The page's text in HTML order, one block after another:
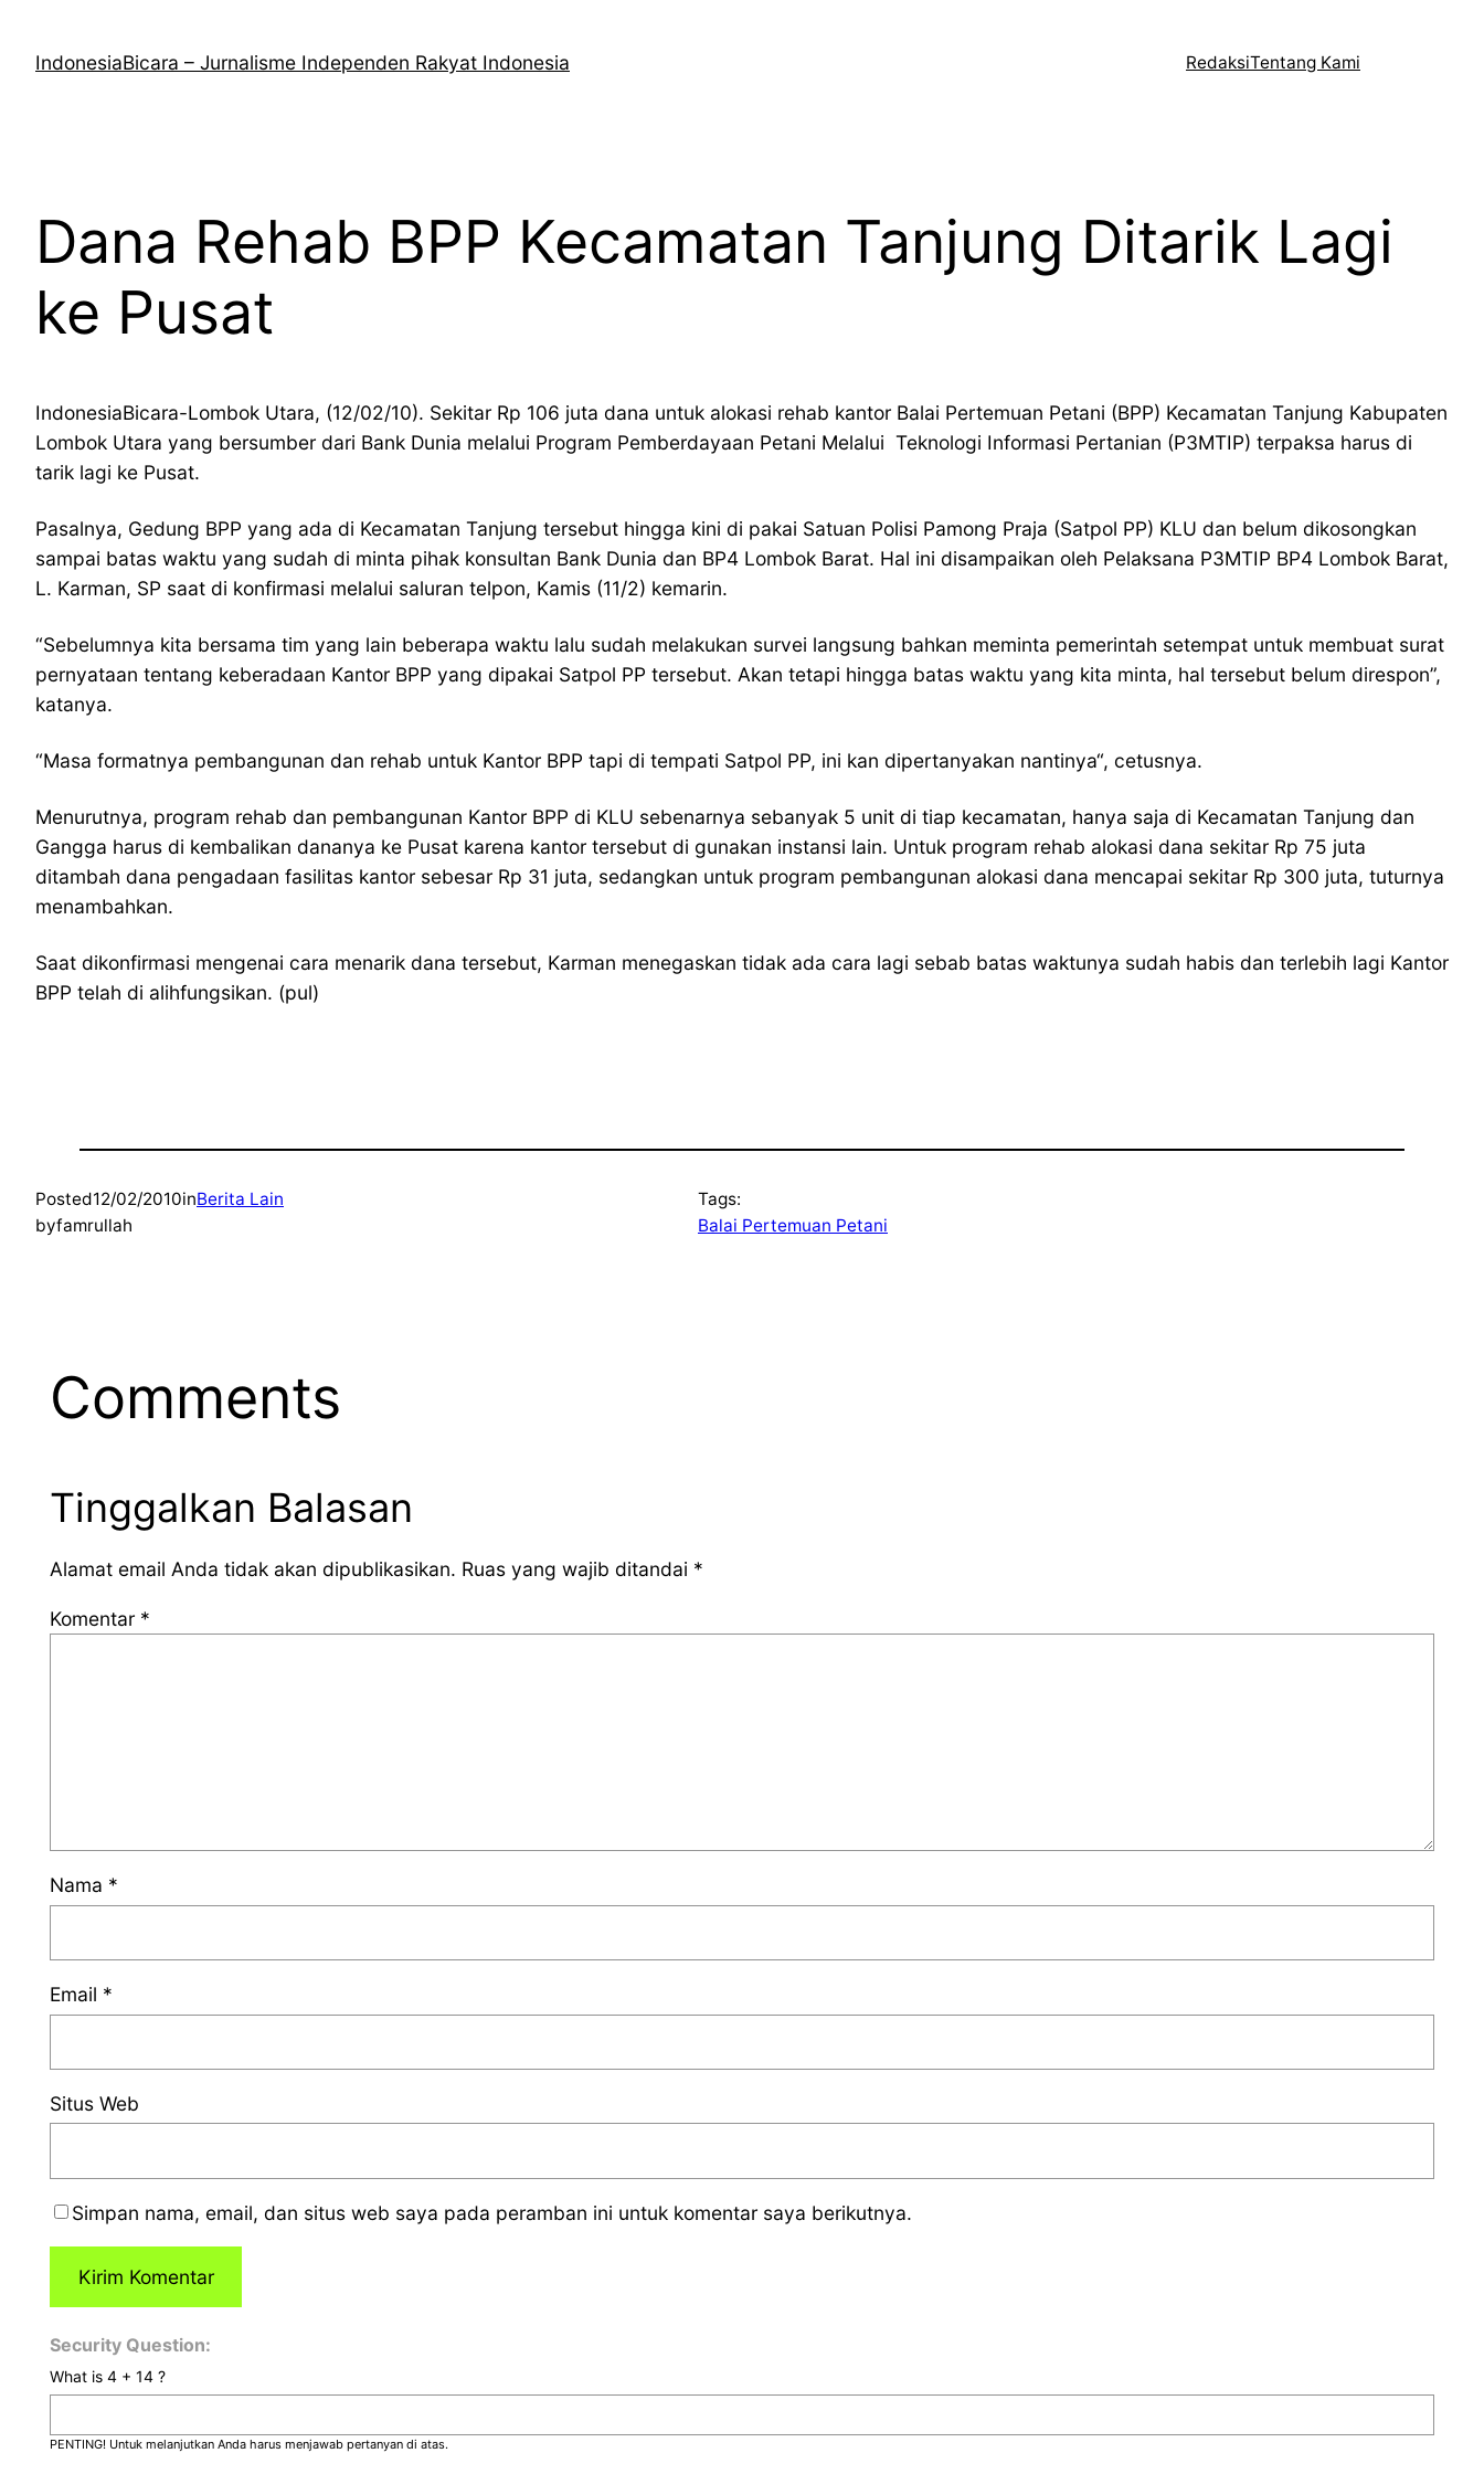
kontenIndonesiaBicara – Jurnalisme Independen Rakyat Indonesia RedaksiTentang Kami
Dana Rehab BPP Kecamatan Tanjung Ditarik Lagi
ke Pusat
IndonesiaBicara-Lombok Utara, (12/02/10). Sekitar Rp 106 juta dana untuk alokasi rehab kantor Balai Pertemuan Petani (BPP) Kecamatan Tanjung Kabupaten
Lombok Utara yang bersumber dari Bank Dunia melalui Program Pemberdayaan Petani Melalui Teknologi Informasi Pertanian (P3MTIP) terpaksa harus di
tarik lagi ke Pusat.
Pasalnya, Gedung BPP yang ada di Kecamatan Tanjung tersebut hingga kini di pakai Satuan Polisi Pamong Praja (Satpol PP) KLU dan belum dikosongkan
sampai batas waktu yang sudah di minta pihak konsultan Bank Dunia dan BP4 Lombok Barat. Hal ini disampaikan oleh Pelaksana P3MTIP BP4 Lombok Barat,
L. Karman, SP saat di konfirmasi melalui saluran telpon, Kamis (11/2) kemarin.
“Sebelumnya kita bersama tim yang lain beberapa waktu lalu sudah melakukan survei langsung bahkan meminta pemerintah setempat untuk membuat surat
pernyataan tentang keberadaan Kantor BPP yang dipakai Satpol PP tersebut. Akan tetapi hingga batas waktu yang kita minta, hal tersebut belum direspon”,
katanya.
“Masa formatnya pembangunan dan rehab untuk Kantor BPP tapi di tempati Satpol PP, ini kan dipertanyakan nantinya“, cetusnya.
Menurutnya, program rehab dan pembangunan Kantor BPP di KLU sebenarnya sebanyak 5 unit di tiap kecamatan, hanya saja di Kecamatan Tanjung dan
Gangga harus di kembalikan dananya ke Pusat karena kantor tersebut di gunakan instansi lain. Untuk program rehab alokasi dana sekitar Rp 75 juta
ditambah dana pengadaan fasilitas kantor sebesar Rp 31 juta, sedangkan untuk program pembangunan alokasi dana mencapai sekitar Rp 300 juta, tuturnya
menambahkan.
Saat dikonfirmasi mengenai cara menarik dana tersebut, Karman menegaskan tidak ada cara lagi sebab batas waktunya sudah habis dan terlebih lagi Kantor
BPP telah di alihfungsikan. (pul)
Posted12/02/2010inBerita Lain
byfamrullah
Tags:
Balai Pertemuan Petani
Comments
Tinggalkan Balasan
Alamat email Anda tidak akan dipublikasikan. Ruas yang wajib ditandai *
Komentar *
Nama *
Email *
Situs Web
Simpan nama, email, dan situs web saya pada peramban ini untuk komentar saya berikutnya.
Security Question:
What is 4 + 14 ?
PENTING! Untuk melanjutkan Anda harus menjawab pertanyan di atas.